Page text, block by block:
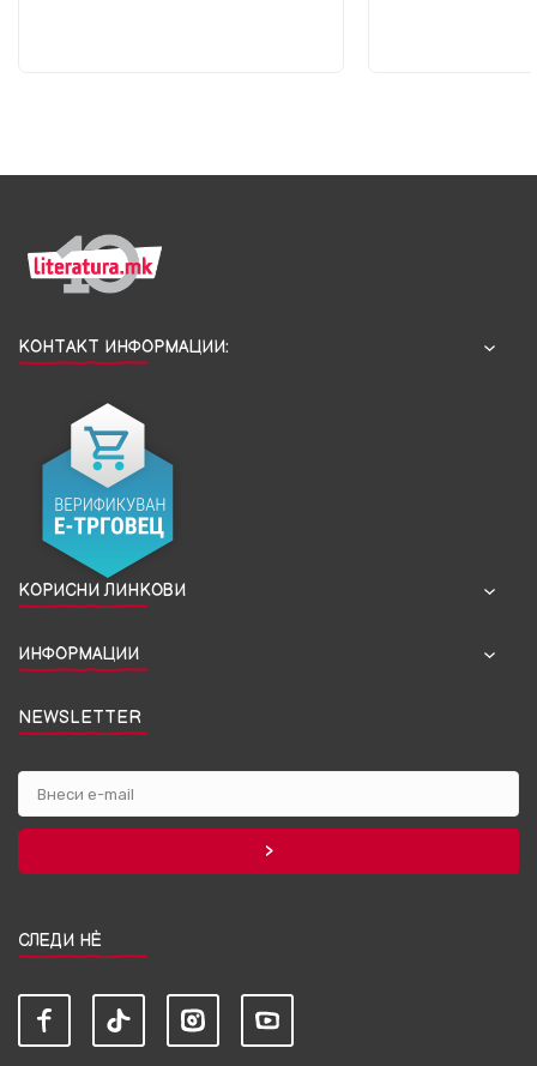
КОНТАКТ ИНФОРМАЦИИ:
КОРИСНИ ЛИНКОВИ
ИНФОРМАЦИИ
NEWSLETTER
СЛЕДИ НЀ